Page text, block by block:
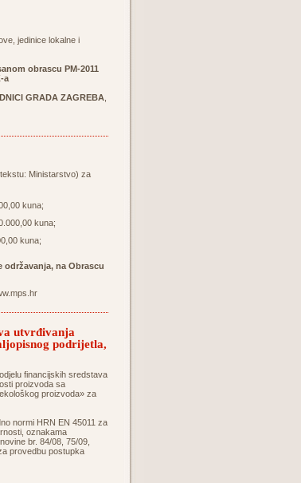
jedinice lokalne i
obrascu PM-2011
a
GRADA ZAGREBA
Ministarstvo) za
kuna;
kuna;
kuna;
održavanja, na Obrascu
utvrđivanja
podrijetla,
financijskih sredstava
proizvoda sa
proizvoda» za
normi HRN EN 45011 za
oznakama
br. 84/08, 75/09,
provedbu postupka